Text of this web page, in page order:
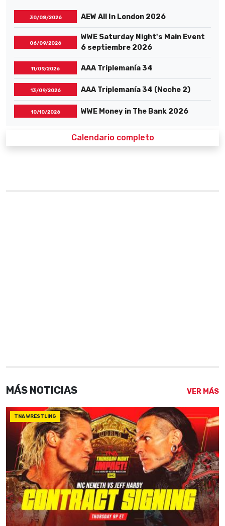
30/08/2026 AEW All In London 2026
06/09/2026
WWE Saturday Night's Main Event
6 septiembre 2026
11/09/2026 AAA Triplemanía 34
13/09/2026 AAA Triplemanía 34 (Noche 2)
10/10/2026 WWE Money in The Bank 2026
Calendario completo
MÁS NOTICIAS VER MÁS
TNA WRESTLING